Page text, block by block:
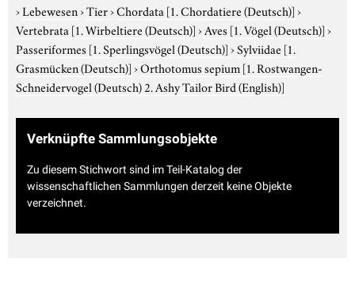
›Lebewesen›Tier›Chordata [1. Chordatiere (Deutsch)]›
Vertebrata [1. Wirbeltiere (Deutsch)]›Aves [1. Vögel (Deutsch)]›
Passeriformes [1. Sperlingsvögel (Deutsch)]›Sylviidae [1.
Grasmücken (Deutsch)]›Orthotomus sepium [1. Rostwangen-
Schneidervogel (Deutsch) 2. Ashy Tailor Bird (English)]
Verknüpfte Sammlungsobjekte
Zu diesem Stichwort sind im Teil-Katalog der
wissenschaftlichen Sammlungen derzeit keine Objekte
verzeichnet.